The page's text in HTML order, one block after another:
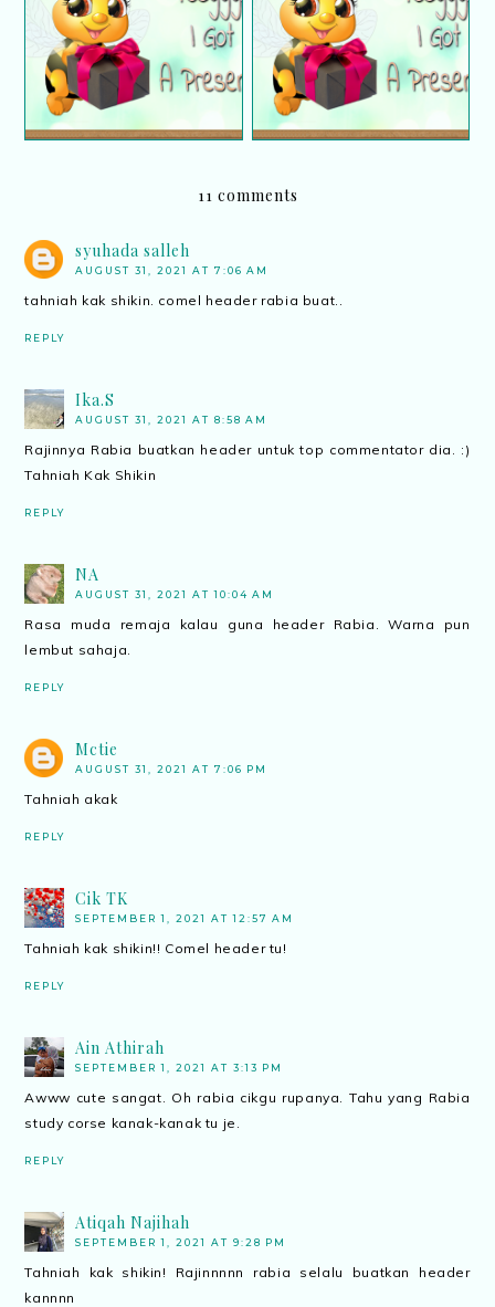
Terima kasih kepada
Noor Maizan | Menang
hadiah GA
Terima kasih kepada
Kak Sheila Inspire |
Menang hadiah GA
11 comments
syuhada salleh
AUGUST 31, 2021 AT 7:06 AM
tahniah kak shikin. comel header rabia buat..
REPLY
Ika.S
AUGUST 31, 2021 AT 8:58 AM
Rajinnya Rabia buatkan header untuk top commentator dia. :)
Tahniah Kak Shikin
REPLY
NA
AUGUST 31, 2021 AT 10:04 AM
Rasa muda remaja kalau guna header Rabia. Warna pun
lembut sahaja.
REPLY
Mctie
AUGUST 31, 2021 AT 7:06 PM
Tahniah akak
REPLY
Cik TK
SEPTEMBER 1, 2021 AT 12:57 AM
Tahniah kak shikin!! Comel header tu!
REPLY
Ain Athirah
SEPTEMBER 1, 2021 AT 3:13 PM
Awww cute sangat. Oh rabia cikgu rupanya. Tahu yang Rabia
study corse kanak-kanak tu je.
REPLY
Atiqah Najihah
SEPTEMBER 1, 2021 AT 9:28 PM
Tahniah kak shikin! Rajinnnnn rabia selalu buatkan header
kannnn